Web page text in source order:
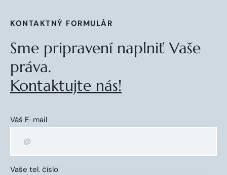
KONTAKTNÝ FORMULÁR
Sme pripravení naplniť Vaše
práva.
Kontaktujte nás!
Váš E-mail
Vaše tel. číslo